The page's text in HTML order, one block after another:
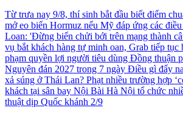
Từ trưa nay 9/8, thí sinh bắt đầu biết điểm
mở eo biển Hormuz nếu Mỹ đáp ứng các
Loan: 'Đừng biến chửi bới trên mạng thành
vụ bắt khách hàng tự minh oan, Grab tiếp
phạm quyền lợi người tiêu dùng Đồng thuận
Nguyên đán 2027 trong 7 ngày Điều gì đẩy
xả súng ở Thái Lan? Phạt nhiều trường hợp
khách tại sân bay Nội Bài Hà Nội tổ chức
thuật dịp Quốc khánh 2/9